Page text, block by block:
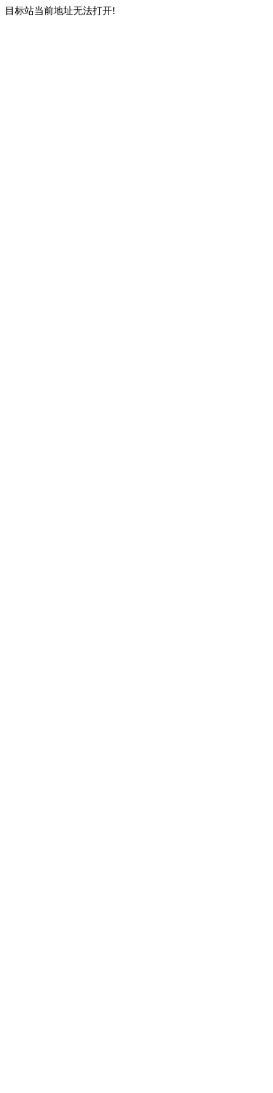
目标站当前地址无法打开!